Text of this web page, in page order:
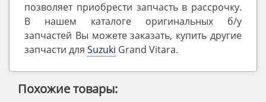
позволяет приобрести запчасть в рассрочку.
В нашем каталоге оригинальных б/у
запчастей Вы можете заказать, купить другие
запчасти для Suzuki Grand Vitara.
Похожие товары: